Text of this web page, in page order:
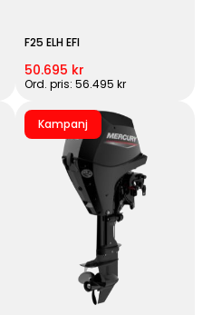
F25 ELH EFI
50.695 kr
Ord. pris: 56.495 kr
Kampanj